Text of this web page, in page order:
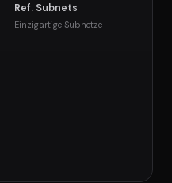
Ref. Subnets
Einzigartige Subnetze